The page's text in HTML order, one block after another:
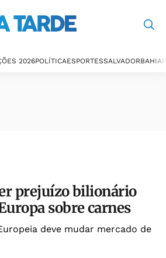
2026POLÍTICAESPORTESSALVADORBAHIA
prejuízo bilionário
sobre carnes
deve mudar mercado de